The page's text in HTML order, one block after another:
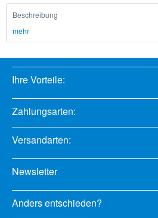
Beschreibung
mehr
Ihre Vorteile:
Zahlungsarten:
Versandarten:
Newsletter
Anders entschieden?